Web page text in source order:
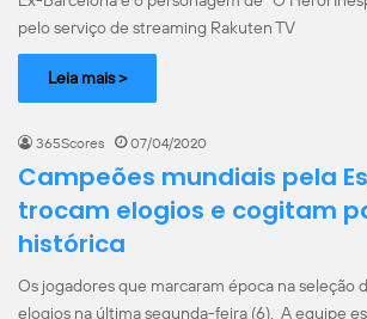
pelo serviço de streaming Rakuten TV
Leia mais >
365Scores 07/04/2020
Campeões mundiais pela
trocam elogios e cogitam
histórica
Os jogadores que marcaram época na seleção
elogios na última segunda-feira (6). A equipe